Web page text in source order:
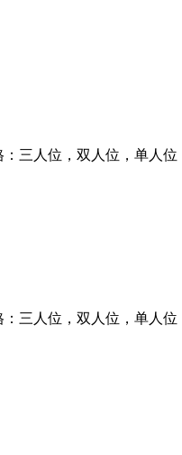
三人位，双人位，单
三人位，双人位，单